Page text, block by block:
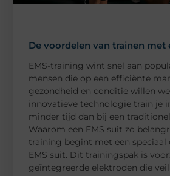
De voordelen van trainen met
EMS-training wint snel aan
mensen die op een efficiënte
gezondheid en conditie willen
innovatieve technologie train je
minder tijd dan bij een
Waarom een EMS suit zo
training begint met een speciaal
EMS suit. Dit trainingspak is
geïntegreerde elektroden die